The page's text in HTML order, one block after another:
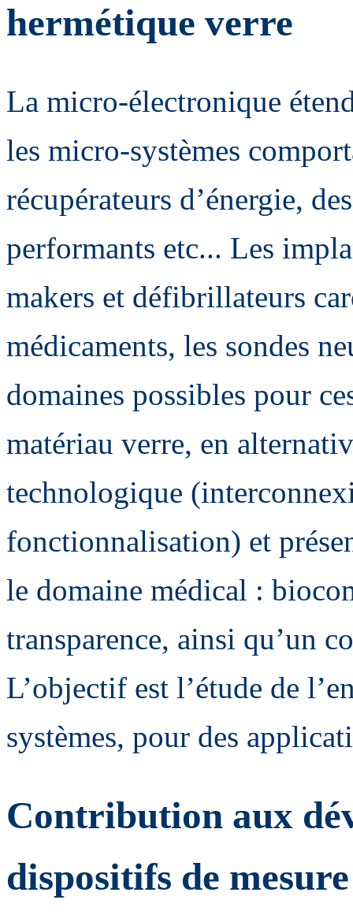
hermétique verre
La micro-électronique
les micro-systèmes
récupérateurs d’énergie,
performants etc... Les
makers et défibrillateurs
médicaments, les sondes
domaines possibles pour
matériau verre, en
technologique
fonctionnalisation) et
le domaine médical :
transparence, ainsi qu’un
L’objectif est l’étude de
systèmes, pour des
Contribution aux
dispositifs de